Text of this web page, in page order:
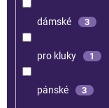
dámské 3
pro kluky 1
pánské 3